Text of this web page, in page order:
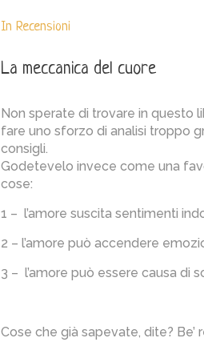
In Recensioni
La meccanica del cuore
Non sperate di trovare in questo
fare uno sforzo di analisi troppo
consigli.
Godetevelo invece come una
cose:
1 – l’amore suscita sentimenti
2 – l’amore può accendere
3 – l’amore può essere causa di
Cose che già sapevate, dite? Be’